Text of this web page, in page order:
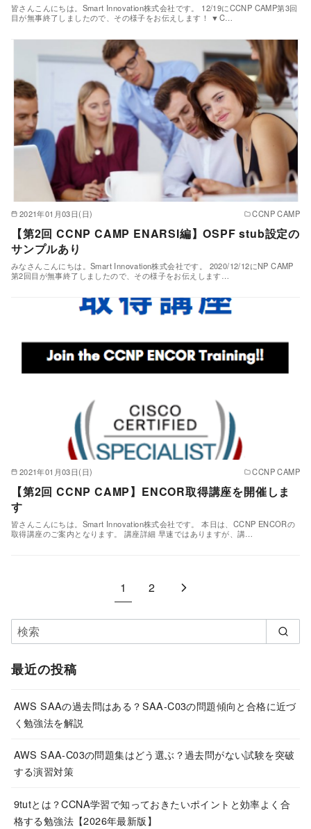
皆さんこんにちは。Smart Innovation株式会社です。 12/19にCCNP CAMP第3回
目が無事終了しましたので、その様子をお伝えします！ ▼C…
2021年01月03日(日) CCNP CAMP
【第2回 CCNP CAMP ENARSI編】OSPF stub設定の
サンプルあり
みなさんこんにちは。Smart Innovation株式会社です。 2020/12/12にNP CAMP
第2回目が無事終了しましたので、その様子をお伝えします…
2021年01月03日(日) CCNP CAMP
【第2回 CCNP CAMP】ENCOR取得講座を開催しま
す
皆さんこんにちは。Smart Innovation株式会社です。 本日は、CCNP ENCORの
取得講座のご案内となります。 講座詳細 早速ではありますが、講…
1 2
最近の投稿
AWS SAAの過去問はある？SAA-C03の問題傾向と合格に近づ
く勉強法を解説
AWS SAA-C03の問題集はどう選ぶ？過去問がない試験を突破
する演習対策
9tutとは？CCNA学習で知っておきたいポイントと効率よく合
格する勉強法【2026年最新版】